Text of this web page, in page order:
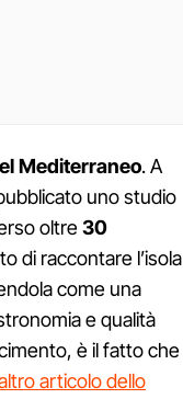
Mediterraneo. A
uno studio
oltre30
di raccontare l’isola
come una
e qualità
è il fatto che
articolo dello